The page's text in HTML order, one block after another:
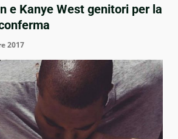
e Kanye West genitori per la
2017